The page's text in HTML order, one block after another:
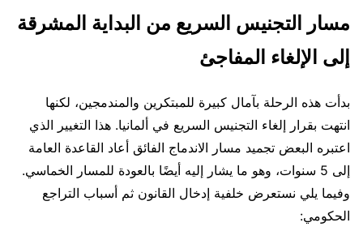
مسار التجنيس السريع من البداية المشرقة
إلى الإلغاء المفاجئ
بدأت هذه الرحلة بآمال كبيرة للمبتكرين والمندمجين، لكنها
انتهت بقرار إلغاء التجنيس السريع في ألمانيا. هذا التغيير الذي
اعتبره البعض تجميد مسار الاندماج الفائق أعاد القاعدة العامة
إلى 5 سنوات، وهو ما يشار إليه أيضًا بالعودة للمسار الخماسي.
وفيما يلي نستعرض خلفية إدخال القانون ثم أسباب التراجع
الحكومي: